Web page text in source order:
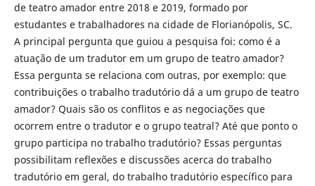
de teatro amador entre 2018 e 2019, formado por
estudantes e trabalhadores na cidade de Florianópolis, SC.
A principal pergunta que guiou a pesquisa foi: como é a
atuação de um tradutor em um grupo de teatro amador?
Essa pergunta se relaciona com outras, por exemplo: que
contribuições o trabalho tradutório dá a um grupo de teatro
amador? Quais são os conflitos e as negociações que
ocorrem entre o tradutor e o grupo teatral? Até que ponto o
grupo participa no trabalho tradutório? Essas perguntas
possibilitam reflexões e discussões acerca do trabalho
tradutório em geral, do trabalho tradutório específico para